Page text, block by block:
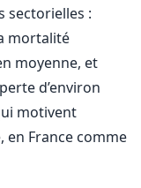
sectorielles :
mortalité
moyenne, et
d’environ
motivent
en France comme